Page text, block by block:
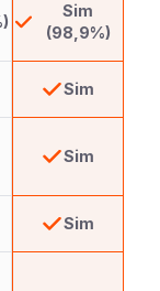
Sim
(98,9%)
Sim
Sim
Sim